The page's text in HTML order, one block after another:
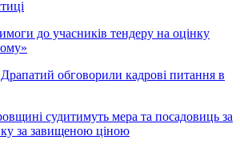
до учасників тендеру на оцінку
обговорили кадрові питання в
судитимуть мера та посадовиць за
за завищеною ціною